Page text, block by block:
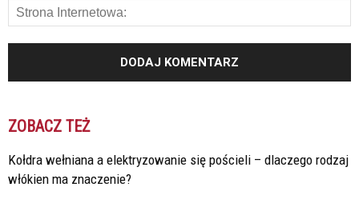
ZOBACZ TEŻ
Kołdra wełniana a elektryzowanie się pościeli – dlaczego rodzaj
włókien ma znaczenie?